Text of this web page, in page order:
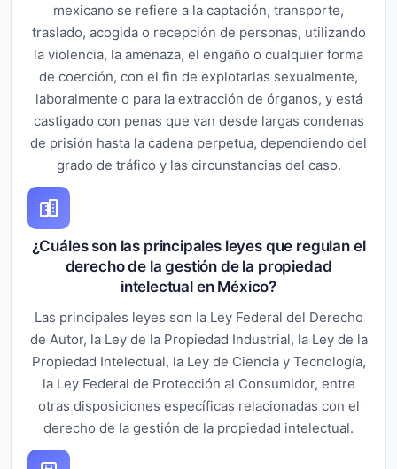
mexicano se refiere a la captación, transporte,
traslado, acogida o recepción de personas, utilizando
la violencia, la amenaza, el engaño o cualquier forma
de coerción, con el fin de explotarlas sexualmente,
laboralmente o para la extracción de órganos, y está
castigado con penas que van desde largas condenas
de prisión hasta la cadena perpetua, dependiendo del
grado de tráfico y las circunstancias del caso.
¿Cuáles son las principales leyes que regulan el
derecho de la gestión de la propiedad
intelectual en México?
Las principales leyes son la Ley Federal del Derecho
de Autor, la Ley de la Propiedad Industrial, la Ley de la
Propiedad Intelectual, la Ley de Ciencia y Tecnología,
la Ley Federal de Protección al Consumidor, entre
otras disposiciones específicas relacionadas con el
derecho de la gestión de la propiedad intelectual.